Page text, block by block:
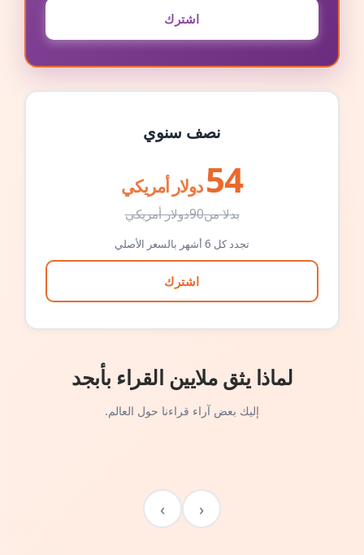
اشترك
نصف سنوي
54 دولار أمريكي
بدلا من90دولار أمريكي
تجدد كل 6 أشهر بالسعر الأصلي
اشترك
لماذا يثق ملايين القراء بأبجد
إليك بعض آراء قراءنا حول العالم.
‹
›